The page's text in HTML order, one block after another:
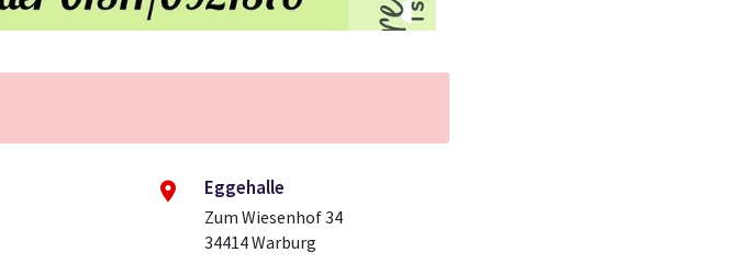
Eggehalle
Zum Wiesenhof 34
34414 Warburg